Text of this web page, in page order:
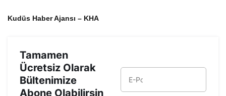
Kudüs Haber Ajansı – KHA
Tamamen
Ücretsiz Olarak
Bültenimize
Abone Olabilirsin